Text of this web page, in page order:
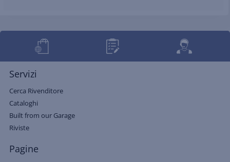
Servizi
Cerca Rivenditore
Cataloghi
Built from our Garage
Riviste
Pagine